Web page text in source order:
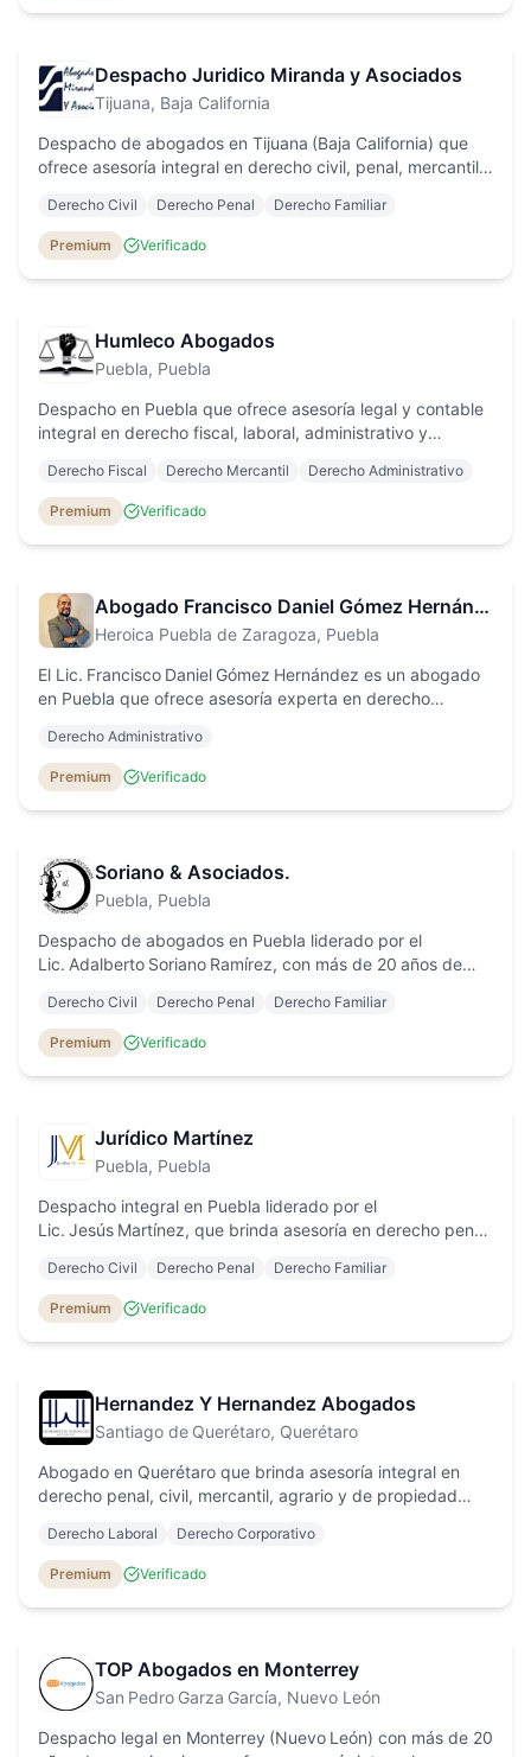
Despacho Juridico Miranda y Asociados
Tijuana, Baja California
Despacho de abogados en Tijuana (Baja California) que
ofrece asesoría integral en derecho civil, penal, mercantil,
personas físicas y morales.
Derecho Civil Derecho Penal Derecho Familiar
Premium Verificado
Humleco Abogados
Puebla, Puebla
Despacho en Puebla que ofrece asesoría legal y contable
integral en derecho fiscal, laboral, administrativo y
facturación de la CFE.
Derecho Fiscal Derecho Mercantil Derecho Administrativo
Premium Verificado
Abogado Francisco Daniel Gómez Hernández
Heroica Puebla de Zaragoza, Puebla
El Lic. Francisco Daniel Gómez Hernández es un abogado
en Puebla que ofrece asesoría experta en derecho
personalizada para personas físicas y morales.
Derecho Administrativo
Premium Verificado
Soriano & Asociados.
Puebla, Puebla
Despacho de abogados en Puebla liderado por el
Lic. Adalberto Soriano Ramírez, con más de 20 años de
laboral, agrario y mercantil.
Derecho Civil Derecho Penal Derecho Familiar
Premium Verificado
Jurídico Martínez
Puebla, Puebla
Despacho integral en Puebla liderado por el
Lic. Jesús Martínez, que brinda asesoría en derecho penal,
tarifas accesibles.
Derecho Civil Derecho Penal Derecho Familiar
Premium Verificado
Hernandez Y Hernandez Abogados
Santiago de Querétaro, Querétaro
Abogado en Querétaro que brinda asesoría integral en
derecho penal, civil, mercantil, agrario y de propiedad
personalizada.
Derecho Laboral Derecho Corporativo
Premium Verificado
TOP Abogados en Monterrey
San Pedro Garza García, Nuevo León
Despacho legal en Monterrey (Nuevo León) con más de 20